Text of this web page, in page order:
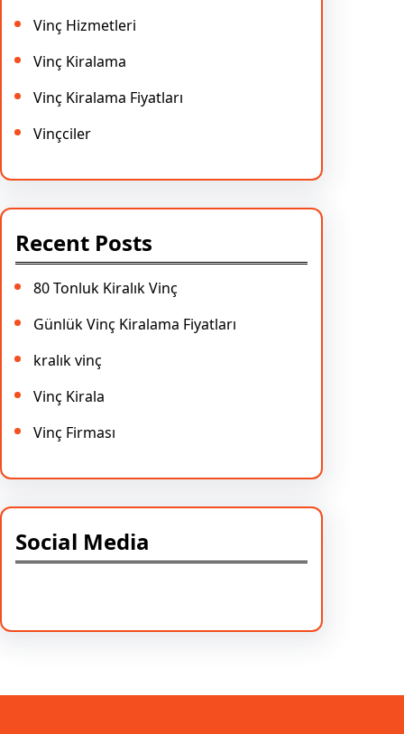
Vinç Hizmetleri
Vinç Kiralama
Vinç Kiralama Fiyatları
Vinçciler
Recent Posts
80 Tonluk Kiralık Vinç
Günlük Vinç Kiralama Fiyatları
kralık vinç
Vinç Kirala
Vinç Firması
Social Media